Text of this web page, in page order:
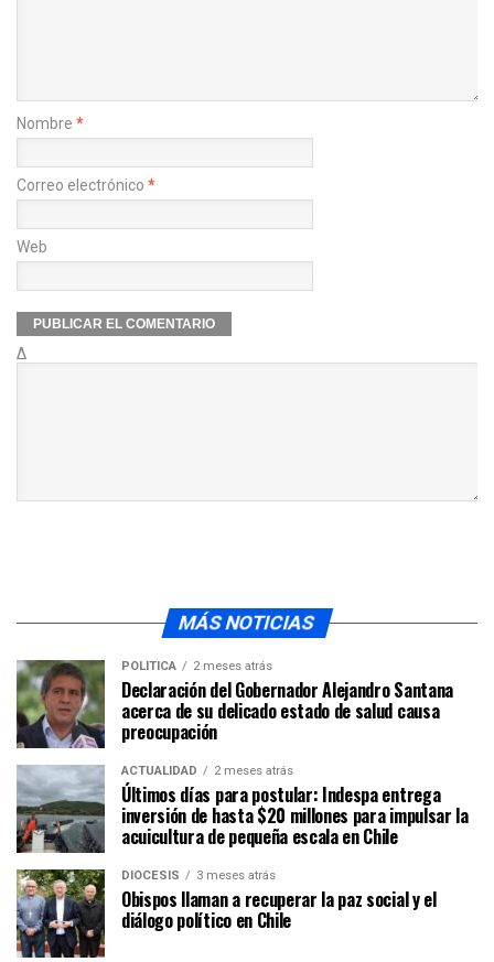
Nombre *
Correo electrónico *
Web
Δ
MÁS NOTICIAS
POLÍTICA 2 meses atrás
Declaración del Gobernador Alejandro Santana
acerca de su delicado estado de salud causa
preocupación
ACTUALIDAD 2 meses atrás
Últimos días para postular: Indespa entrega
inversión de hasta $20 millones para impulsar la
acuicultura de pequeña escala en Chile
DIÓCESIS 3 meses atrás
Obispos llaman a recuperar la paz social y el
diálogo político en Chile